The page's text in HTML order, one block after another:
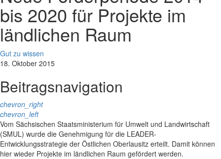
bis 2020 für Projekte im
ländlichen Raum
Gut zu wissen
18. Oktober 2015
Beitragsnavigation
chevron_right
chevron_left
Vom Sächsischen Staatsministerium für Umwelt und Landwirtschaft
(SMUL) wurde die Genehmigung für die LEADER-
Entwicklungsstrategie der Östlichen Oberlausitz erteilt. Damit können
hier wieder Projekte im ländlichen Raum gefördert werden.